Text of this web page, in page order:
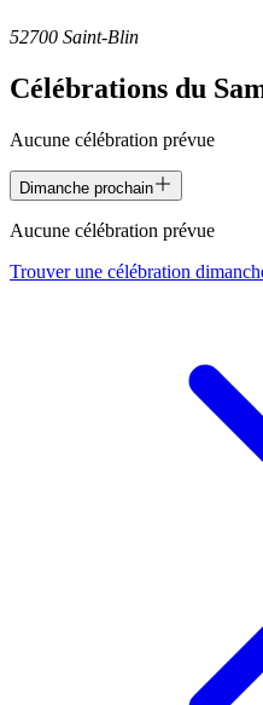
52700 Saint-Blin
Célébrations du
Aucune célébration prévue
Dimanche prochain
Aucune célébration prévue
Trouver une célébration